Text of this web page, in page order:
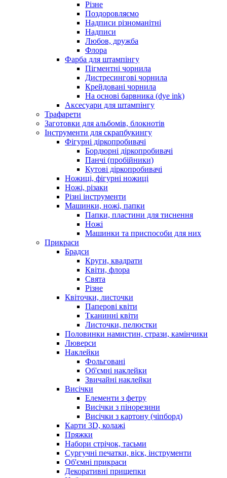
Різне
Поздоровляємо
Надписи різноманітні
Надписи
Любов, дружба
Флора
Фарба для штампінгу
Пігментні чорнила
Дистресингові чорнила
Крейдовані чорнила
На основі барвника (dye ink)
Аксесуари для штампінгу
Трафарети
Заготовки для альбомів, блокнотів
Інструменти для скрапбукингу
Фігурні діркопробивачі
Бордюрні діркопробивачі
Панчі (пробійники)
Кутові діркопробивачі
Ножиці, фігурні ножиці
Ножі, різаки
Різні інструменти
Машинки, ножі, папки
Папки, пластини для тиснення
Ножі
Машинки та приспособи для них
Прикраси
Брадси
Круги, квадрати
Квіти, флора
Свята
Різне
Квіточки, листочки
Паперові квіти
Тканинні квіти
Листочки, пелюстки
Половинки намистин, стрази, камінчики
Люверси
Наклейки
Фольговані
Об'ємні наклейки
Звичайні наклейки
Висічки
Елементи з фетру
Висічки з пінорезини
Висічки з картону (чіпборд)
Карти 3D, колажі
Пряжки
Набори стрічок, тасьми
Сургучні печатки, віск, інструменти
Об'ємні прикраси
Декоративні прищепки